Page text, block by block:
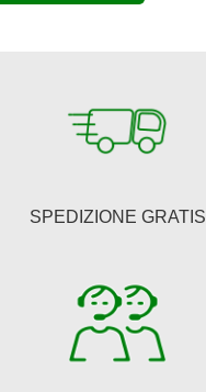
era:
è:
SPEDIZIONE GRATIS